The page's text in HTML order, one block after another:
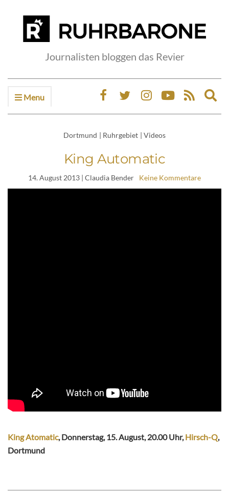
Journalisten bloggen das Revier
Menu
Dortmund | Ruhrgebiet | Videos
King Automatic
14. August 2013 | Claudia Bender Keine Kommentare
King Atomatic, Donnerstag, 15. August, 20.00 Uhr,Hirsch-Q,
Dortmund